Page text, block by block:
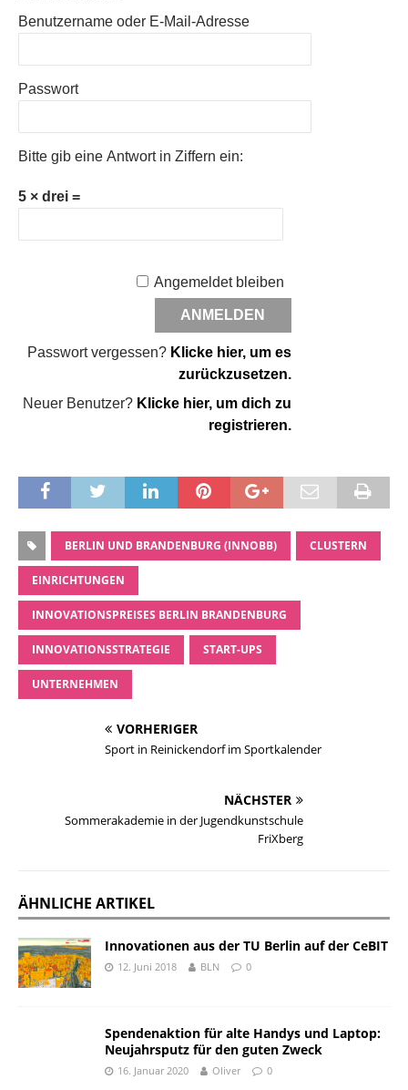
Benutzername oder E-Mail-Adresse
Passwort
Bitte gib eine Antwort in Ziffern ein:
5 × drei =
Angemeldet bleiben
Passwort vergessen? Klicke hier, um es
zurückzusetzen.
Neuer Benutzer? Klicke hier, um dich zu
registrieren.
BERLIN UND BRANDENBURG (INNOBB) CLUSTERN
EINRICHTUNGEN
INNOVATIONSPREISES BERLIN BRANDENBURG
INNOVATIONSSTRATEGIE START-UPS
UNTERNEHMEN
VORHERIGER
Sport in Reinickendorf im Sportkalender
NÄCHSTER
Sommerakademie in der Jugendkunstschule
FriXberg
ÄHNLICHE ARTIKEL
Innovationen aus der TU Berlin auf der CeBIT
12. Juni 2018 BLN 0
Spendenaktion für alte Handys und Laptop:
Neujahrsputz für den guten Zweck
16. Januar 2020 Oliver 0